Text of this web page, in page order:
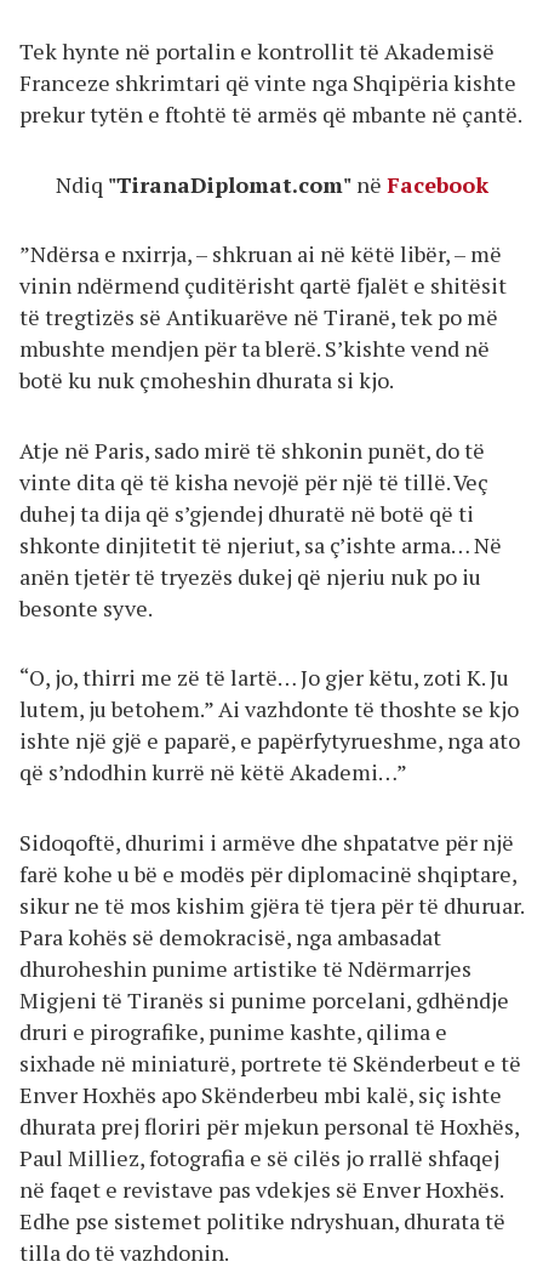
Tek hynte në portalin e kontrollit të Akademisë
Franceze shkrimtari që vinte nga Shqipëria kishte
prekur tytën e ftohtë të armës që mbante në çantë.
Ndiq "TiranaDiplomat.com" në Facebook
”Ndërsa e nxirrja, – shkruan ai në këtë libër, – më
vinin ndërmend çuditërisht qartë fjalët e shitësit
të tregtizës së Antikuarëve në Tiranë, tek po më
mbushte mendjen për ta blerë. S’kishte vend në
botë ku nuk çmoheshin dhurata si kjo.
Atje në Paris, sado mirë të shkonin punët, do të
vinte dita që të kisha nevojë për një të tillë. Veç
duhej ta dija që s’gjendej dhuratë në botë që ti
shkonte dinjitetit të njeriut, sa ç’ishte arma… Në
anën tjetër të tryezës dukej që njeriu nuk po iu
besonte syve.
“O, jo, thirri me zë të lartë… Jo gjer këtu, zoti K. Ju
lutem, ju betohem.” Ai vazhdonte të thoshte se kjo
ishte një gjë e paparë, e papërfytyrueshme, nga ato
që s’ndodhin kurrë në këtë Akademi…”
Sidoqoftë, dhurimi i armëve dhe shpatatve për një
farë kohe u bë e modës për diplomacinë shqiptare,
sikur ne të mos kishim gjëra të tjera për të dhuruar.
Para kohës së demokracisë, nga ambasadat
dhuroheshin punime artistike të Ndërmarrjes
Migjeni të Tiranës si punime porcelani, gdhëndje
druri e pirografike, punime kashte, qilima e
sixhade në miniaturë, portrete të Skënderbeut e të
Enver Hoxhës apo Skënderbeu mbi kalë, siç ishte
dhurata prej floriri për mjekun personal të Hoxhës,
Paul Milliez, fotografia e së cilës jo rrallë shfaqej
në faqet e revistave pas vdekjes së Enver Hoxhës.
Edhe pse sistemet politike ndryshuan, dhurata të
tilla do të vazhdonin.